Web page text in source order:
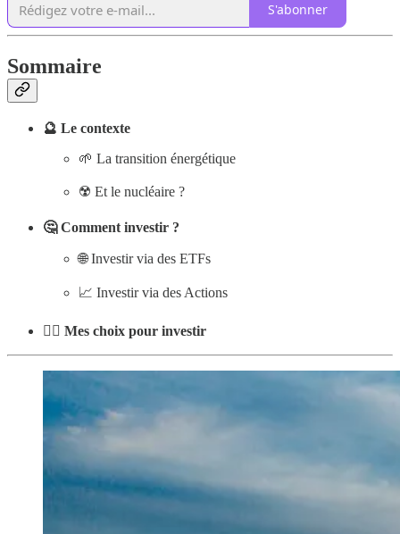
S'abonner
Sommaire
🔮 Le contexte
🌱 La transition énergétique
☢️ Et le nucléaire ?
🤔 Comment investir ?
🌐 Investir via des ETFs
📈 Investir via des Actions
👨‍⚖️ Mes choix pour investir